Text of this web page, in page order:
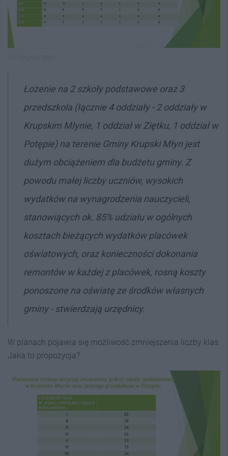
Łożenie na 2 szkoły podstawowe oraz 3
przedszkola (łącznie 4 oddziały - 2 oddziały w
Krupskim Młynie, 1 oddział w Ziętku, 1 oddział w
Potępie) na terenie Gminy Krupski Młyn jest
dużym obciążeniem dla budżetu gminy. Z
powodu małej liczby uczniów, wysokich
wydatków na wynagrodzenia nauczycieli,
stanowiących ok. 85% udziału w ogólnych
kosztach bieżących wydatków placówek
oświatowych, oraz konieczności dokonania
remontów w każdej z placówek, rosną koszty
ponoszone na oświatę ze środków własnych
gminy - stwierdzają urzędnicy.
W planach pojawia się możliwość zmniejszenia liczby klas.
Jaka to propozycja?